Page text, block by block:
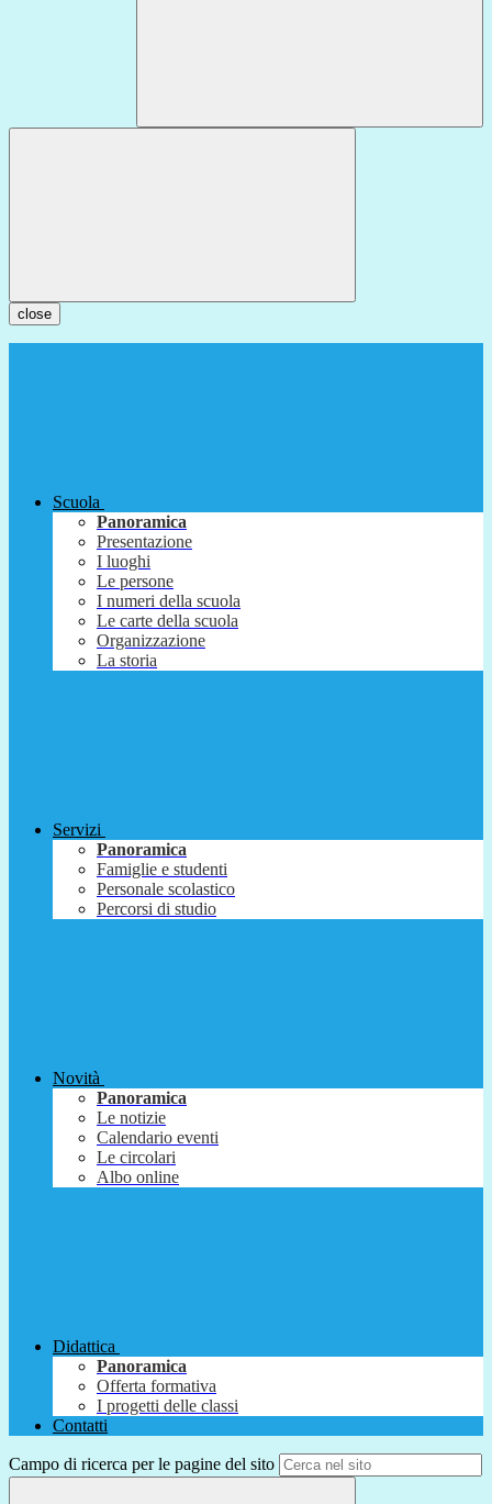
close
Scuola
Panoramica
Presentazione
I luoghi
Le persone
I numeri della scuola
Le carte della scuola
Organizzazione
La storia
Servizi
Panoramica
Famiglie e studenti
Personale scolastico
Percorsi di studio
Novità
Panoramica
Le notizie
Calendario eventi
Le circolari
Albo online
Didattica
Panoramica
Offerta formativa
I progetti delle classi
Contatti
Campo di ricerca per le pagine del sito